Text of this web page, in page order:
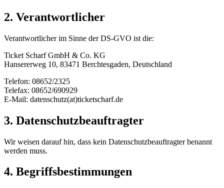
2. Verantwortlicher
Verantwortlicher im Sinne der DS-GVO ist die:
Ticket Scharf GmbH & Co. KG
Hansererweg 10, 83471 Berchtesgaden, Deutschland
Telefon: 08652/2325
Telefax: 08652/690929
E-Mail: datenschutz(at)ticketscharf.de
3. Datenschutzbeauftragter
Wir weisen darauf hin, dass kein Datenschutzbeauftragter benannt
werden muss.
4. Begriffsbestimmungen